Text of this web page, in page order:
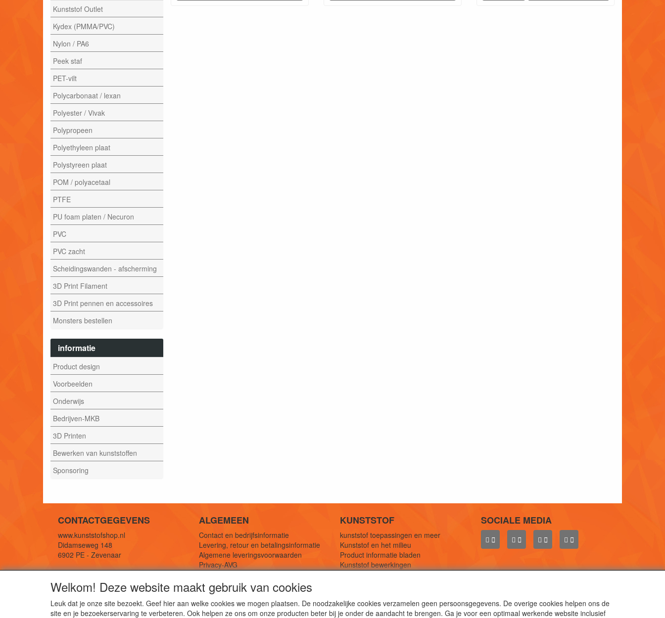
Kunststof Outlet
Kydex (PMMA/PVC)
Nylon / PA6
Peek staf
PET-vilt
Polycarbonaat / lexan
Polyester / Vivak
Polypropeen
Polyethyleen plaat
Polystyreen plaat
POM / polyacetaal
PTFE
PU foam platen / Necuron
PVC
PVC zacht
Scheidingswanden - afscherming
3D Print Filament
3D Print pennen en accessoires
Monsters bestellen
informatie
Product design
Voorbeelden
Onderwijs
Bedrijven-MKB
3D Printen
Bewerken van kunststoffen
Sponsoring
CONTACTGEGEVENS
www.kunststofshop.nl
Didamseweg 148
6902 PE - Zevenaar
Telefoon: +31 (0) 316 241 994
ALGEMEEN
Contact en bedrijfsinformatie
Levering, retour en betalingsinformatie
Algemene leveringsvoorwaarden
Privacy-AVG
KUNSTSTOF
kunststof toepassingen en meer
Kunststof en het milieu
Product informatie bladen
Kunststof bewerkingen
SOCIALE MEDIA
Welkom! Deze website maakt gebruik van cookies
Leuk dat je onze site bezoekt. Geef hier aan welke cookies we mogen plaatsen. De noodzakelijke cookies verzamelen geen persoonsgegevens. De overige cookies helpen ons de
site en je bezoekerservaring te verbeteren. Ook helpen ze ons om onze producten beter bij je onder de aandacht te brengen. Ga je voor een optimaal werkende website inclusief